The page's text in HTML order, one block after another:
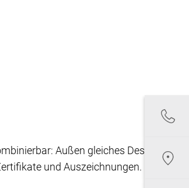
Außen gleiches Design,
und Auszeichnungen.